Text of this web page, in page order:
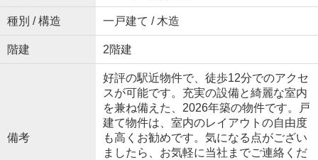
種別 / 構造 一戸建て / 木造
階建 2階建
備考
好評の駅近物件で、徒歩12分でのアクセ
スが可能です。充実の設備と綺麗な室内
を兼ね備えた、2026年築の物件です。戸
建て物件は、室内のレイアウトの自由度
も高くお勧めです。気になる点がござい
ましたら、お気軽に当社までご連絡くだ